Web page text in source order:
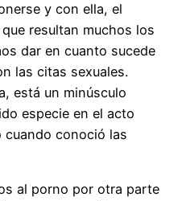
y con ella, el
resultan muchos los
dar en cuanto sucede
las citas sexuales.
está un minúsculo
especie en el acto
cuando conoció las
al porno por otra parte